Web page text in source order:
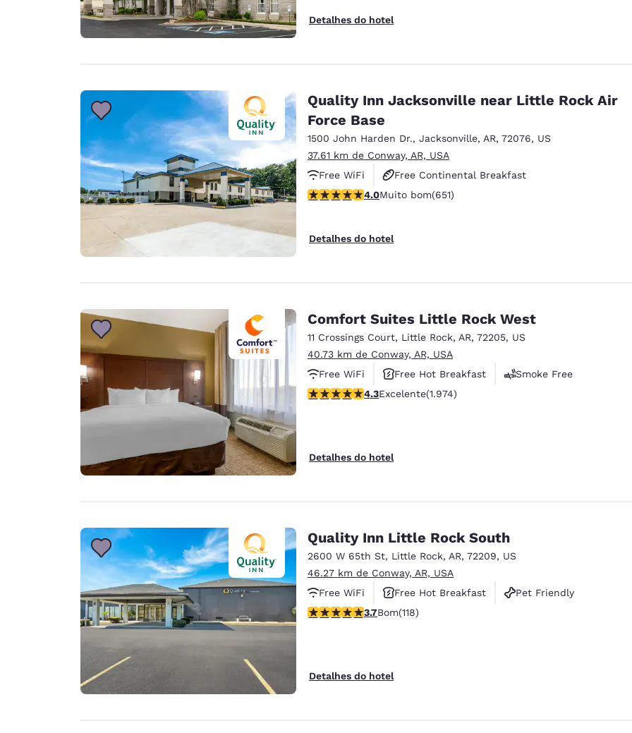
Detalhes do hotel
Quality Inn Jacksonville near Little Rock Air
Force Base
1500 John Harden Dr., Jacksonville, AR, 72076, US
37.61 km de Conway, AR, USA
Free WiFi
Free Continental Breakfast
Free Hot Breakfast
classificação 4.05 estrelas. Muito bom. 651 avaliações
4.0Muito bom(651)
Detalhes do hotel
Comfort Suites Little Rock West
11 Crossings Court, Little Rock, AR, 72205, US
40.73 km de Conway, AR, USA
Free WiFi
Free Hot Breakfast
Smoke Free
classificação 4.31 estrelas. Excelente. 1974 avaliações
4.3Excelente(1.974)
Detalhes do hotel
Quality Inn Little Rock South
2600 W 65th St, Little Rock, AR, 72209, US
46.27 km de Conway, AR, USA
Free WiFi
Free Hot Breakfast
Pet Friendly
classificação 3.72 estrelas. Bom. 118 avaliações
3.7Bom(118)
Detalhes do hotel